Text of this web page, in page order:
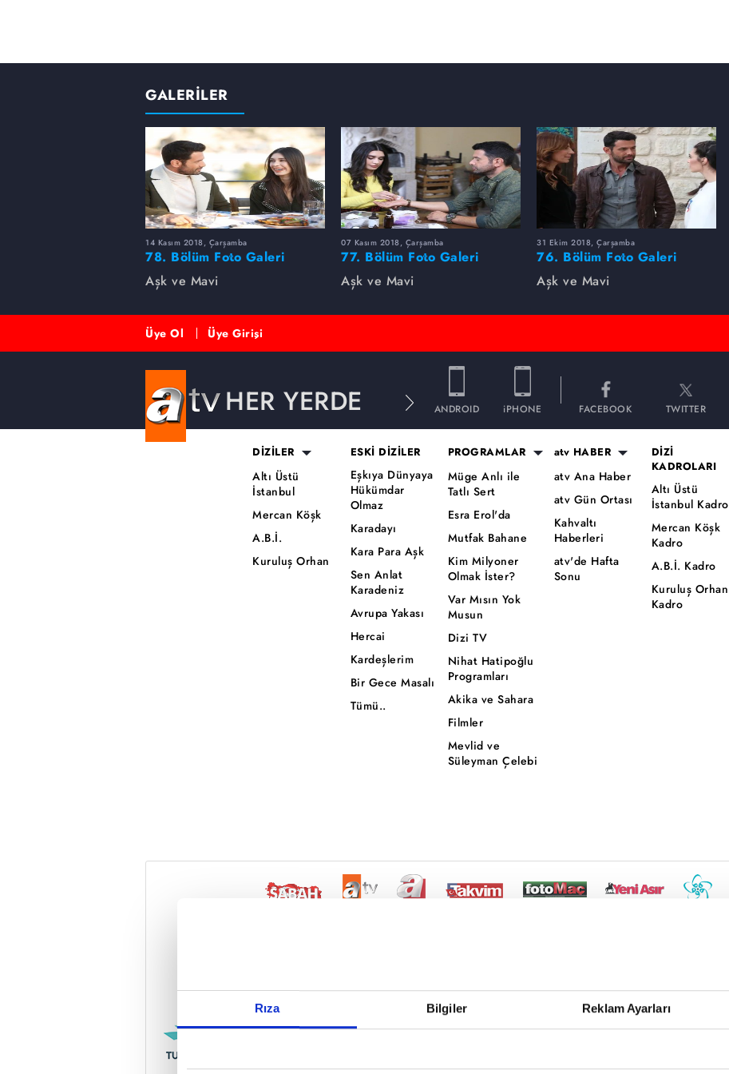
Rıza Bilgiler Reklam Ayarları
Reddet
GALERİLER
14 Kasım 2018, Çarşamba
78. Bölüm Foto Galeri
Aşk ve Mavi
07 Kasım 2018, Çarşamba
77. Bölüm Foto Galeri
Aşk ve Mavi
31 Ekim 2018, Çarşamba
76. Bölüm Foto Galeri
Aşk ve Mavi
Üye Ol Üye Girişi
HER YERDE ANDROID iPHONE FACEBOOK TWITTER
DİZİLER
Altı Üstü
İstanbul
Mercan Köşk
A.B.İ.
Kuruluş Orhan
ESKİ DİZİLER
Eşkıya Dünyaya
Hükümdar
Olmaz
Karadayı
Kara Para Aşk
Sen Anlat
Karadeniz
Avrupa Yakası
Hercai
Kardeşlerim
Bir Gece Masalı
Tümü..
PROGRAMLAR
Müge Anlı ile
Tatlı Sert
Esra Erol'da
Mutfak Bahane
Kim Milyoner
Olmak İster?
Var Mısın Yok
Musun
Dizi TV
Nihat Hatipoğlu
Programları
Akika ve Sahara
Filmler
Mevlid ve
Süleyman Çelebi
atv HABER
atv Ana Haber
atv Gün Ortası
Kahvaltı
Haberleri
atv'de Hafta
Sonu
DİZİ
KADROLARI
Altı Üstü
İstanbul Kadro
Mercan Köşk
Kadro
A.B.İ. Kadro
Kuruluş Orhan
Kadro